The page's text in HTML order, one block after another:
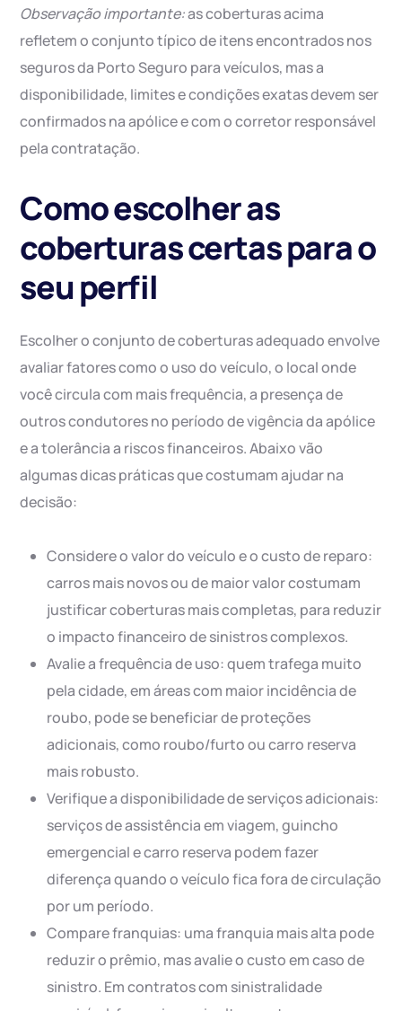
Observação importante:as coberturas acima
refletem o conjunto típico de itens encontrados nos
seguros da Porto Seguro para veículos, mas a
disponibilidade, limites e condições exatas devem ser
confirmados na apólice e com o corretor responsável
pela contratação.
Como escolher as
coberturas certas para o
seu perfil
Escolher o conjunto de coberturas adequado envolve
avaliar fatores como o uso do veículo, o local onde
você circula com mais frequência, a presença de
outros condutores no período de vigência da apólice
e a tolerância a riscos financeiros. Abaixo vão
algumas dicas práticas que costumam ajudar na
decisão:
Considere o valor do veículo e o custo de reparo:
carros mais novos ou de maior valor costumam
justificar coberturas mais completas, para reduzir
o impacto financeiro de sinistros complexos.
Avalie a frequência de uso: quem trafega muito
pela cidade, em áreas com maior incidência de
roubo, pode se beneficiar de proteções
adicionais, como roubo/furto ou carro reserva
mais robusto.
Verifique a disponibilidade de serviços adicionais:
serviços de assistência em viagem, guincho
emergencial e carro reserva podem fazer
diferença quando o veículo fica fora de circulação
por um período.
Compare franquias: uma franquia mais alta pode
reduzir o prêmio, mas avalie o custo em caso de
sinistro. Em contratos com sinistralidade